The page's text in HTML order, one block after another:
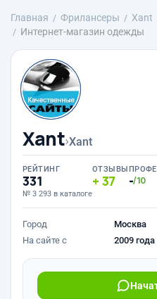
Главная Фрилансеры Xant
Интернет-магазин одежды
Xant›Xant
РЕЙТИНГ
331
№ 3 293 в каталоге
ОТЗЫВЫ
37 -/10
Город
Москва
На сайте с
2009 года